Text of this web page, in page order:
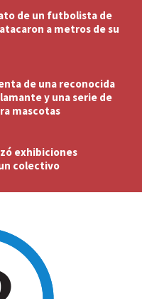
de un futbolista de
a metros de su
de una reconocida
y una serie de
mascotas
exhibiciones
colectivo